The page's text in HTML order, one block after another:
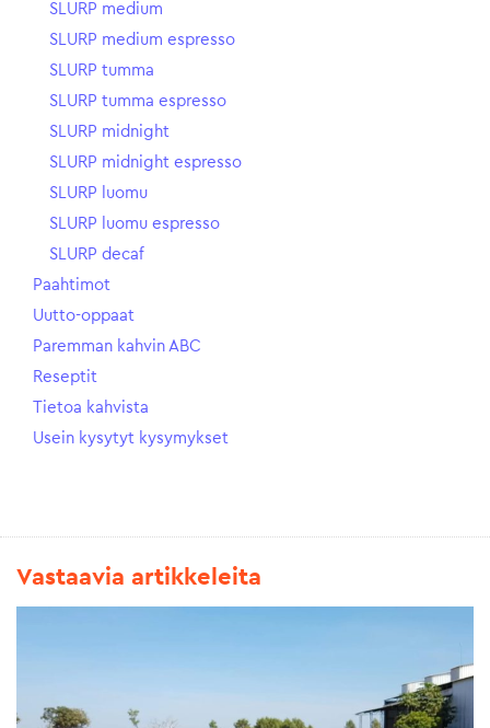
SLURP medium
SLURP medium espresso
SLURP tumma
SLURP tumma espresso
SLURP midnight
SLURP midnight espresso
SLURP luomu
SLURP luomu espresso
SLURP decaf
Paahtimot
Uutto-oppaat
Paremman kahvin ABC
Reseptit
Tietoa kahvista
Usein kysytyt kysymykset
Vastaavia artikkeleita